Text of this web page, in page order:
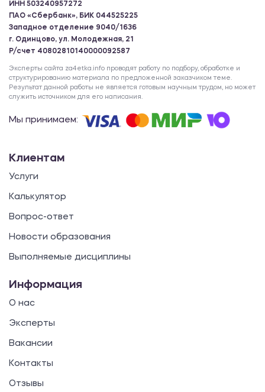
ИНН 503240957272
ПАО «Сбербанк», БИК 044525225
Западное отделение 9040/1636
г. Одинцово, ул. Молодежная, 21
Р/счет 40802810140000092587
Эксперты сайта za4etka.info проводят работу по подбору, обработке и
структурированию материала по предложенной заказчиком теме.
Результат данной работы не является готовым научным трудом, но может
служить источником для его написания.
Мы принимаем:
Клиентам
Услуги
Калькулятор
Вопрос-ответ
Новости образования
Выполняемые дисциплины
Информация
О нас
Эксперты
Вакансии
Контакты
Отзывы